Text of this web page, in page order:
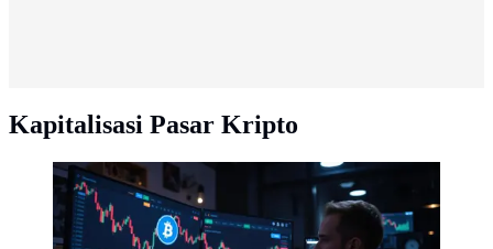
Kapitalisasi Pasar Kripto